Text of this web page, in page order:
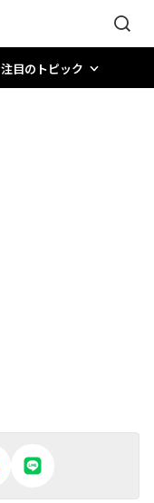
注目のトピック